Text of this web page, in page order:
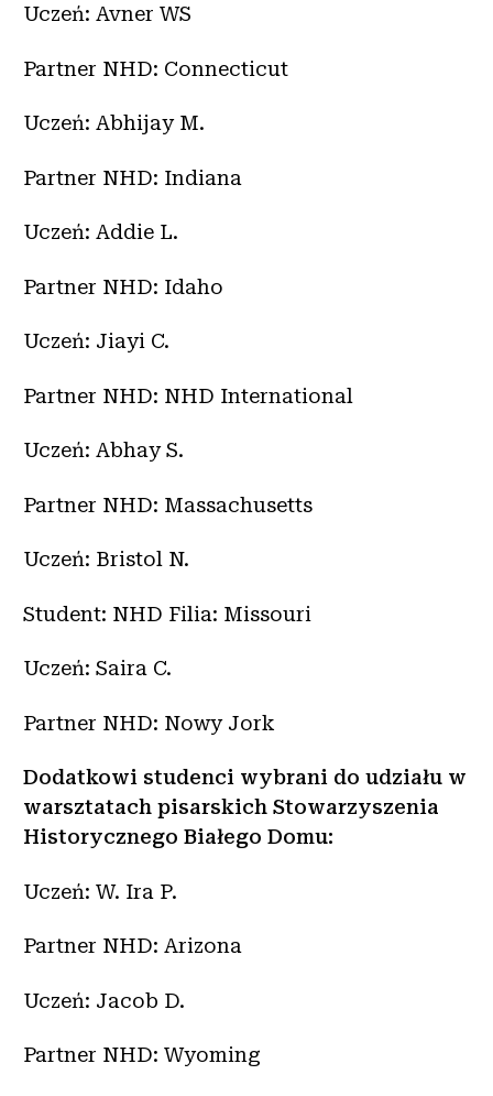
Uczeń: Avner WS
Partner NHD: Connecticut
Uczeń: Abhijay M.
Partner NHD: Indiana
Uczeń: Addie L.
Partner NHD: Idaho
Uczeń: Jiayi C.
Partner NHD: NHD International
Uczeń: Abhay S.
Partner NHD: Massachusetts
Uczeń: Bristol N.
Student: NHD Filia: Missouri
Uczeń: Saira C.
Partner NHD: Nowy Jork
Dodatkowi studenci wybrani do udziału w
warsztatach pisarskich Stowarzyszenia
Historycznego Białego Domu:
Uczeń: W. Ira P.
Partner NHD: Arizona
Uczeń: Jacob D.
Partner NHD: Wyoming